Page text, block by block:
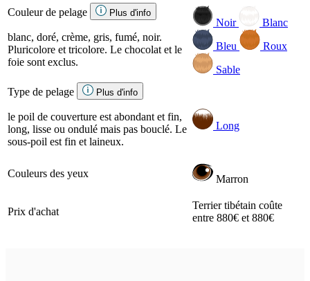
Couleur de pelage
Plus d'info
blanc, doré, crème, gris, fumé, noir.
Pluricolore et tricolore. Le chocolat et le
foie sont exclus.
Noir
Blanc
Bleu
Roux
Sable
Type de pelage
Plus d'info
le poil de couverture est abondant et fin,
long, lisse ou ondulé mais pas bouclé. Le
sous-poil est fin et laineux.
Long
Couleurs des yeux Marron
Prix d'achat
Terrier tibétain coûte
entre 880€ et 880€